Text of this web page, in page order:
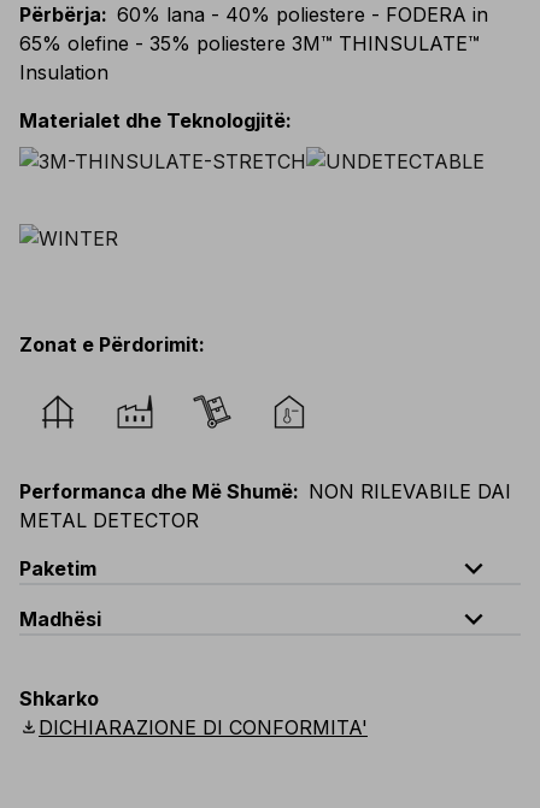
Përbërja: 60% lana - 40% poliestere - FODERA in
65% olefine - 35% poliestere 3M™ THINSULATE™
Insulation
Materialet dhe Teknologjitë:
Zonat e Përdorimit:
Performanca dhe Më Shumë: NON RILEVABILE DAI
METAL DETECTOR
Paketim
expand_less
Madhësi expand_less
Shkarko
download DICHIARAZIONE DI CONFORMITA'